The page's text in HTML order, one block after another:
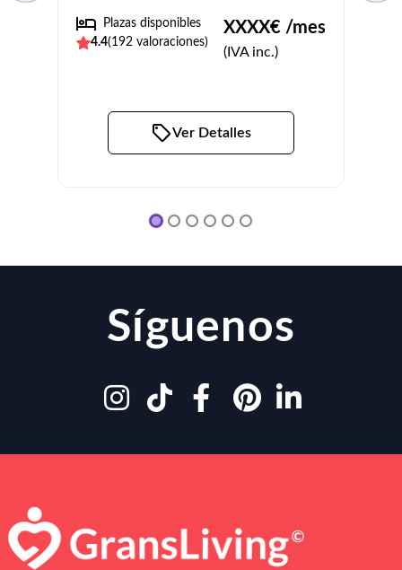
Plazas disponibles
4.4(192 valoraciones)
XXXX€ /mes
(IVA inc.)
Ver Detalles
Síguenos